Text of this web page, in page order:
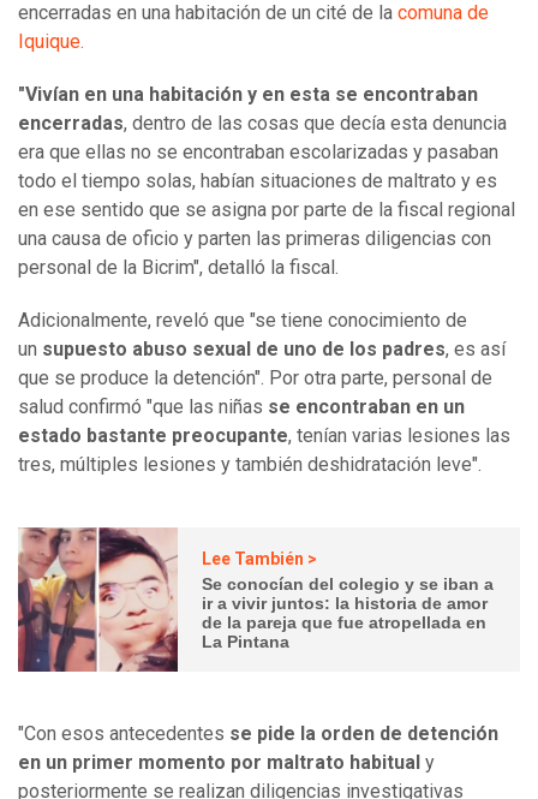
encerradas en una habitación de un cité de la comuna de
Iquique.
"Vivían en una habitación y en esta se encontraban
encerradas, dentro de las cosas que decía esta denuncia
era que ellas no se encontraban escolarizadas y pasaban
todo el tiempo solas, habían situaciones de maltrato y es
en ese sentido que se asigna por parte de la fiscal regional
una causa de oficio y parten las primeras diligencias con
personal de la Bicrim", detalló la fiscal.
Adicionalmente, reveló que "se tiene conocimiento de
un supuesto abuso sexual de uno de los padres, es así
que se produce la detención". Por otra parte, personal de
salud confirmó "que las niñas se encontraban en un
estado bastante preocupante, tenían varias lesiones las
tres, múltiples lesiones y también deshidratación leve".
Lee También >
Se conocían del colegio y se iban a
ir a vivir juntos: la historia de amor
de la pareja que fue atropellada en
La Pintana
"Con esos antecedentes se pide la orden de detención
en un primer momento por maltrato habitual y
posteriormente se realizan diligencias investigativas